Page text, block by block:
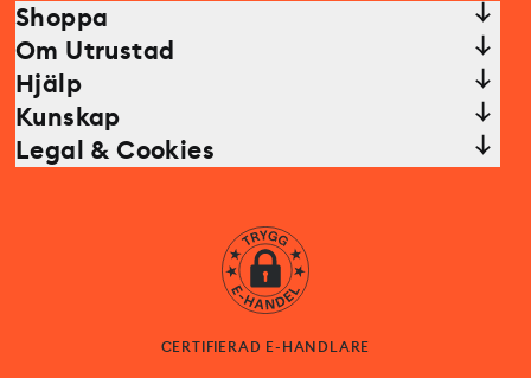
Shoppa
Om Utrustad
Hjälp
Kunskap
Legal & Cookies
CERTIFIERAD E-HANDLARE